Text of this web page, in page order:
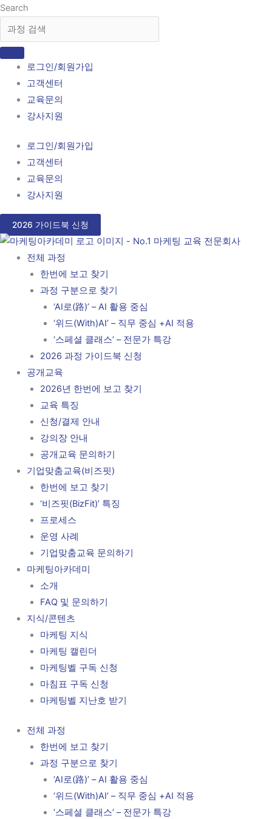
콘
텐
츠
로
Search
로그인/회원가입
고객센터
교육문의
강사지원
로그인/회원가입
고객센터
교육문의
강사지원
2026 가이드북 신청
전체 과정
한번에 보고 찾기
과정 구분으로 찾기
‘AI로(路)’ – AI 활용 중심
‘위드(With)AI’ – 직무 중심 +AI 적용
‘스페셜 클래스’ – 전문가 특강
2026 과정 가이드북 신청
공개교육
2026년 한번에 보고 찾기
교육 특징
신청/결제 안내
강의장 안내
공개교육 문의하기
기업맞춤교육(비즈핏)
한번에 보고 찾기
‘비즈핏(BizFit)’ 특징
프로세스
운영 사례
기업맞춤교육 문의하기
마케팅아카데미
소개
FAQ 및 문의하기
지식/콘텐츠
마케팅 지식
마케팅 캘린더
마케팅벨 구독 신청
마침표 구독 신청
마케팅벨 지난호 받기
전체 과정
한번에 보고 찾기
과정 구분으로 찾기
‘AI로(路)’ – AI 활용 중심
‘위드(With)AI’ – 직무 중심 +AI 적용
‘스페셜 클래스’ – 전문가 특강